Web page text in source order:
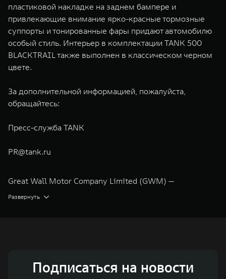
пластиковой накладке на заднем бампере и
привлекающие внимание ярко-красные тормозные
суппорты и тонированные фары придают автомобилю
особый стиль. Интерьер в комплектации TANK 500
BLACKTRAIL также выполнен в классическом черном
цвете.
За дополнительной информацией, пожалуйста,
обращайтесь:
Пресс-служба TANK
PR@tank.ru
Great Wall Motor Company Limited (GWM) —
глобальный производитель внедорожников,
2011 годах соответственно. Сфера деятельности
Развернуть
Подписаться на новости